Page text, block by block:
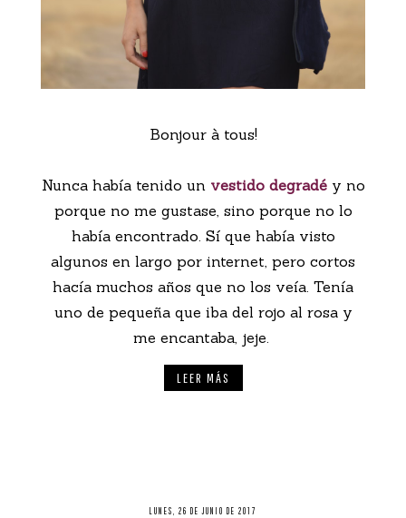
Bonjour à tous!
Nunca había tenido un vestido degradé y no
porque no me gustase, sino porque no lo
había encontrado. Sí que había visto
algunos en largo por internet, pero cortos
hacía muchos años que no los veía. Tenía
uno de pequeña que iba del rojo al rosa y
me encantaba, jeje.
LEER MÁS
LUNES, 26 DE JUNIO DE 2017